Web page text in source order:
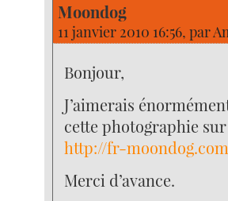
Moondog
11 janvier 2010 16:56, par
Bonjour,
J’aimerais
cette photographie
http://fr-moondog.com
Merci d’avance.